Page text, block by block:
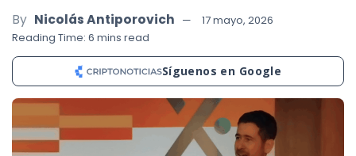
By Nicolás Antiporovich
17 mayo, 2026
Reading Time: 6 mins read
Síguenos en Google